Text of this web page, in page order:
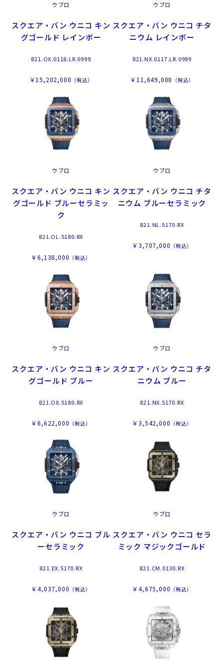
ウブロ
スクエア・バン ウニコ キン
グゴールド レインボー
821.OX.0118.LR.0999
￥15,202,000 （税込）
ウブロ
スクエア・バン ウニコ チタ
ニウム レインボー
821.NX.0117.LR.0999
￥11,649,000 （税込）
ウブロ
スクエア・バン ウニコ キン
グゴールド ブルーセラミッ
ク
821.OL.5180.RX
￥6,138,000 （税込）
ウブロ
スクエア・バン ウニコ チタ
ニウム ブルーセラミック
821.NL.5170.RX
￥3,707,000 （税込）
ウブロ
スクエア・バン ウニコ キン
グゴールド ブルー
821.OX.5180.RX
￥6,622,000 （税込）
ウブロ
スクエア・バン ウニコ チタ
ニウム ブルー
821.NX.5170.RX
￥3,542,000 （税込）
ウブロ
スクエア・バン ウニコ ブル
ーセラミック
821.EX.5170.RX
￥4,037,000 （税込）
ウブロ
スクエア・バン ウニコ セラ
ミック マジックゴールド
821.CM.0130.RX
￥4,675,000 （税込）